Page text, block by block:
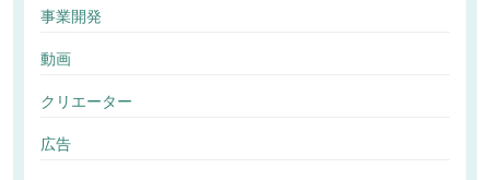
事業開発
動画
クリエーター
広告